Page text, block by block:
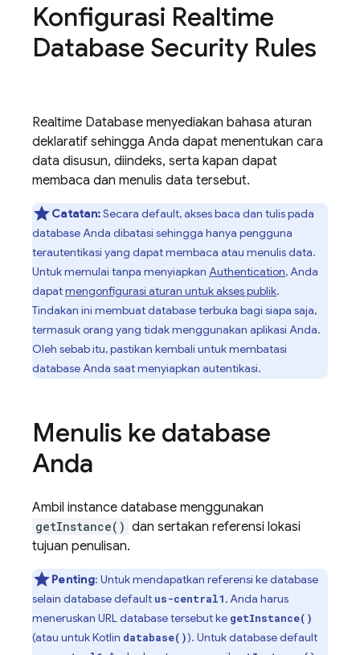
Konfigurasi Realtime
Database Security Rules
Realtime Database menyediakan bahasa aturan
deklaratif sehingga Anda dapat menentukan cara
data disusun, diindeks, serta kapan dapat
membaca dan menulis data tersebut.
Catatan:Secara default, akses baca dan tulis pada
database Anda dibatasi sehingga hanya pengguna
terautentikasi yang dapat membaca atau menulis data.
Untuk memulai tanpa menyiapkan Authentication, Anda
dapatmengonfigurasi aturan untuk akses publik.
Tindakan ini membuat database terbuka bagi siapa saja,
termasuk orang yang tidak menggunakan aplikasi Anda.
Oleh sebab itu, pastikan kembali untuk membatasi
database Anda saat menyiapkan autentikasi.
Menulis ke database
Anda
Ambil instance database menggunakan
getInstance() dan sertakan referensi lokasi
tujuan penulisan.
Penting: Untuk mendapatkan referensi ke database
selain database default us-central1, Anda harus
meneruskan URL database tersebut ke getInstance()
(atau untuk Kotlin database()). Untuk database default